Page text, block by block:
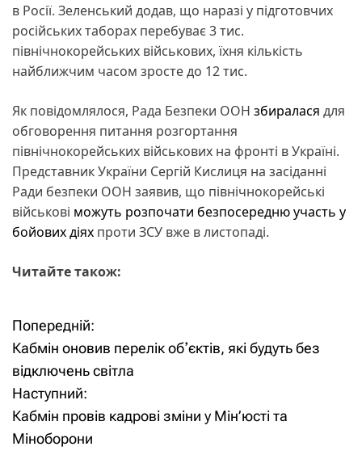
в Росії. Зеленський додав, що наразі у підготовчих
російських таборах перебуває 3 тис.
північнокорейських військових, їхня кількість
найближчим часом зросте до 12 тис.
Як повідомлялося, Рада Безпеки ООН збиралася для
обговорення питання розгортання
північнокорейських військових на фронті в Україні.
Представник України Сергій Кислиця на засіданні
Ради безпеки ООН заявив, що північнокорейські
військові можуть розпочати безпосередню участь у
бойових діях проти ЗСУ вже в листопаді.
Читайте також:
Н
а
в
і
Попередній:
Кабмін оновив перелік обʼєктів, які будуть без
відключень світла
Наступний:
Кабмін провів кадрові зміни у Мін’юсті та
Міноборони